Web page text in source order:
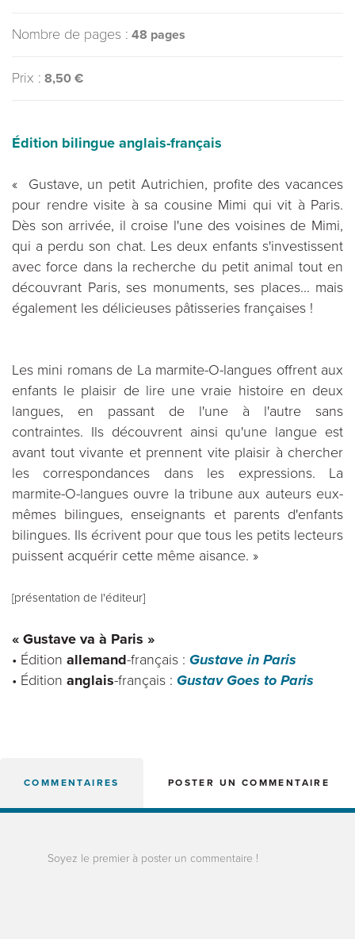
Nombre de pages : 48 pages
Prix : 8,50 €
Édition bilingue anglais-français
« Gustave, un petit Autrichien, profite des vacances
pour rendre visite à sa cousine Mimi qui vit à Paris.
Dès son arrivée, il croise l'une des voisines de Mimi,
qui a perdu son chat. Les deux enfants s'investissent
avec force dans la recherche du petit animal tout en
découvrant Paris, ses monuments, ses places... mais
également les délicieuses pâtisseries françaises !
Les mini romans de La marmite-O-langues offrent aux
enfants le plaisir de lire une vraie histoire en deux
langues, en passant de l'une à l'autre sans
contraintes. Ils découvrent ainsi qu'une langue est
avant tout vivante et prennent vite plaisir à chercher
les correspondances dans les expressions. La
marmite-O-langues ouvre la tribune aux auteurs eux-
mêmes bilingues, enseignants et parents d'enfants
bilingues. Ils écrivent pour que tous les petits lecteurs
puissent acquérir cette même aisance. »
[présentation de l'éditeur]
« Gustave va à Paris »
• Édition allemand-français : Gustave in Paris
• Édition anglais-français : Gustav Goes to Paris
COMMENTAIRES POSTER UN COMMENTAIRE
Soyez le premier à poster un commentaire !